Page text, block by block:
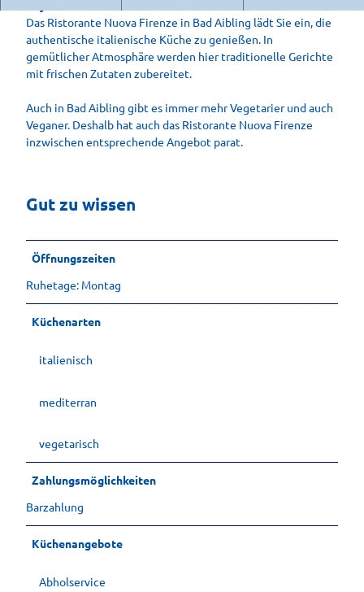
Das Ristorante Nuova Firenze in Bad Aibling lädt Sie ein, die
authentische italienische Küche zu genießen. In
gemütlicher Atmosphäre werden hier traditionelle Gerichte
mit frischen Zutaten zubereitet.
Auch in Bad Aibling gibt es immer mehr Vegetarier und auch
Veganer. Deshalb hat auch das Ristorante Nuova Firenze
inzwischen entsprechende Angebot parat.
Gut zu wissen
Öffnungszeiten
Ruhetage: Montag
Küchenarten
italienisch
mediterran
vegetarisch
Zahlungsmöglichkeiten
Barzahlung
Küchenangebote
Abholservice